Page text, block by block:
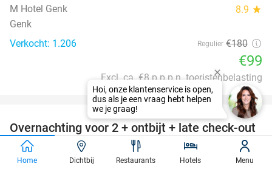
M Hotel Genk 8.9 star
Genk
Verkocht: 1.206
Regulier €180
€99
Excl. ca. €8 p.p.p.n. toeristenbelasting
51%
favorite_border
Overnachting voor 2 + ontbijt + late check-out
OF early check-in + evt. parkeren in Antwerpen
Hotel Jamingo Antwerpen 9.4star
Home Dichtbij Restaurants Hotels Menu